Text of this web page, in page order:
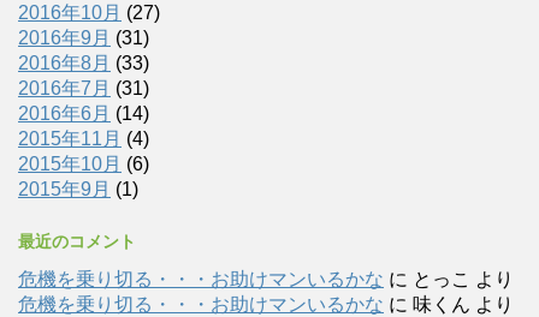
2016年10月 (27)
2016年9月 (31)
2016年8月 (33)
2016年7月 (31)
2016年6月 (14)
2015年11月 (4)
2015年10月 (6)
2015年9月 (1)
最近のコメント
危機を乗り切る・・・お助けマンいるかな に とっこ より
危機を乗り切る・・・お助けマンいるかな に 味くん より